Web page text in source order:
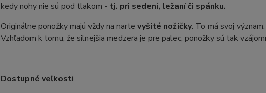
kedy nohy nie sú pod tlakom - tj. pri sedení, ležaní či spánku.
Originálne ponožky majú vždy na narte vyšité nožičky. To má svoj
Vzhľadom k tomu, že silnejšia medzera je pre palec, ponožky sú tak
Dostupné veľkosti